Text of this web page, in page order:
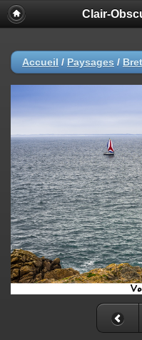
Clair-
Accueil / Paysages /